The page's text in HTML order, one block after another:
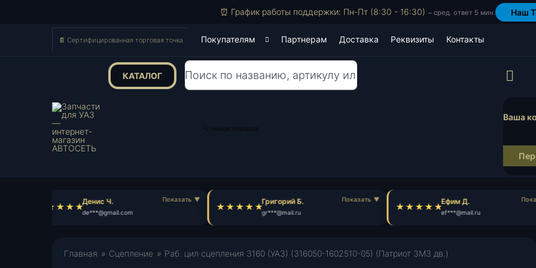
⏰ График работы поддержки: Пн-Пт (8:30 - 16:30) ~ сред. ответ 5 мин. Наш
📄 Сертифицированная торговая точка Покупателям Партнерам Доставка Реквизиты Контакты
КАТАЛОГ Поиск
🔍 поиск товаров
Ваша
Денис Ч.
de***@gmail.com
Григорий Б.
gr***@mail.ru
Ефим Д.
ef***@mail.ru
Главная » Сцепление » Раб. цил сцепления 3160 (УАЗ) (316050-1602510-05) (Патриот ЗМЗ дв.)